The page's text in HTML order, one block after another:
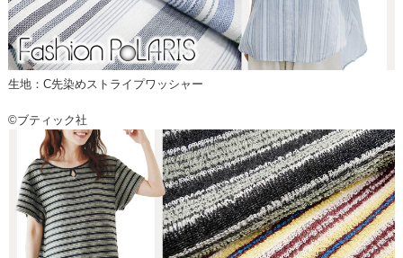
生地：C先染めストライプワッシャー
©ブティック社